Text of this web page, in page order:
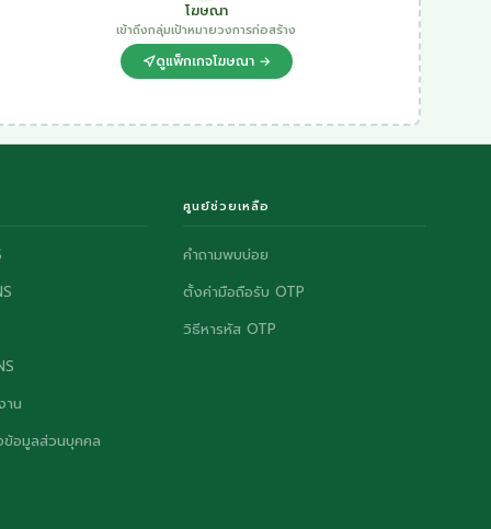
โฆษณา
เข้าถึงกลุ่มเป้าหมายวงการก่อสร้าง
ดูแพ็กเกจโฆษณา →
าน
ข้อมูลส่วนบุคคล
ศูนย์ช่วยเหลือ
คำถามพบบ่อย
ตั้งค่ามือถือรับ OTP
วิธีหารหัส OTP